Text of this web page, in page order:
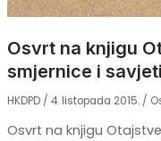
Osvrt na knjigu
smjernice i
HKDPD / 4. listopada 2015. /
Osvrt na knjigu